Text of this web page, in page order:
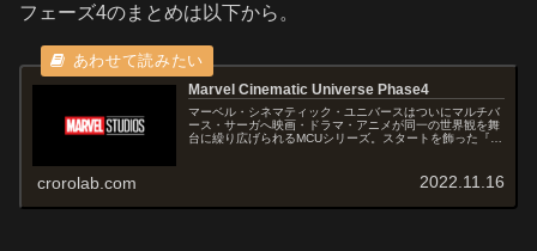
フェーズ4のまとめは以下から。
Marvel Cinematic Universe Phase4
マーベル・シネマティック・ユニバースはついにマルチバ
ース・サーガへ映画・ドラマ・アニメが同一の世界観を舞
台に繰り広げられるMCUシリーズ。スタートを飾った『ア
crorolab.com 2022.11.16